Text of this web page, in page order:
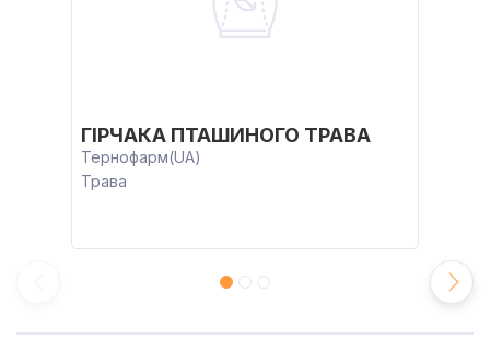
ГІРЧАКА ПТАШИНОГО ТРАВА
Тернофарм(UA)
Трава